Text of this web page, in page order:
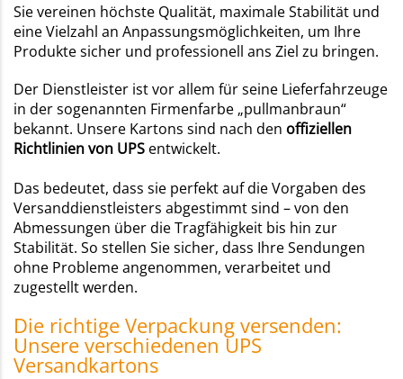
Sie vereinen höchste Qualität, maximale Stabilität und
eine Vielzahl an Anpassungsmöglichkeiten, um Ihre
Produkte sicher und professionell ans Ziel zu bringen.
Der Dienstleister ist vor allem für seine Lieferfahrzeuge
in der sogenannten Firmenfarbe „pullmanbraun“
bekannt. Unsere Kartons sind nach den offiziellen
Richtlinien von UPS entwickelt.
Das bedeutet, dass sie perfekt auf die Vorgaben des
Versanddienstleisters abgestimmt sind – von den
Abmessungen über die Tragfähigkeit bis hin zur
Stabilität. So stellen Sie sicher, dass Ihre Sendungen
ohne Probleme angenommen, verarbeitet und
zugestellt werden.
Die richtige Verpackung versenden:
Unsere verschiedenen UPS
Versandkartons